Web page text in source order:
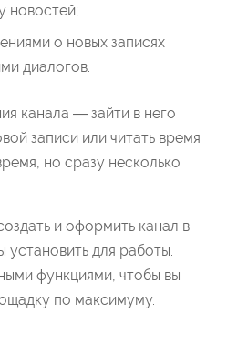
новостей;
о новых записях
диалогов.
канала — зайти в него
записи или читать время
но сразу несколько
и оформить канал в
установить для работы.
функциями, чтобы вы
по максимуму.